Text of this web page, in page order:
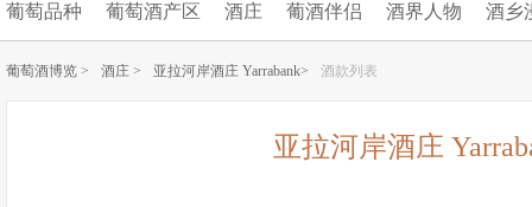
葡萄品种 葡萄酒产区 酒庄 葡酒伴侣 酒界人物 酒乡
葡萄酒博览 > 酒庄 > 亚拉河岸酒庄 Yarrabank> 酒款列表
亚拉河岸酒庄